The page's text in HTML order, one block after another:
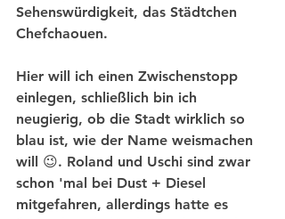
Sehenswürdigkeit, das Städtchen
Chefchaouen.
Hier will ich einen Zwischenstopp
einlegen, schließlich bin ich
neugierig, ob die Stadt wirklich so
blau ist, wie der Name weismachen
will 😉. Roland und Uschi sind zwar
schon 'mal bei Dust + Diesel
mitgefahren, allerdings hatte es